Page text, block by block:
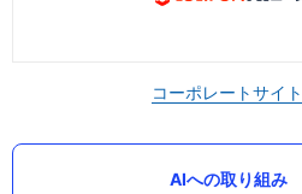
コーポレートサイト
AIへの取り組み